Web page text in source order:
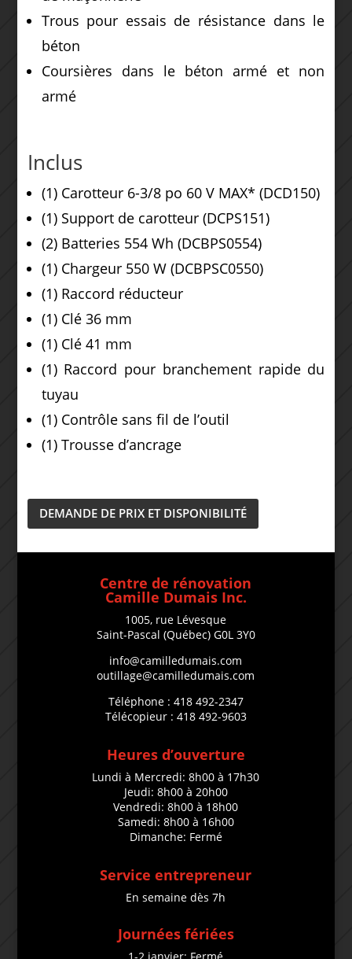
Trous pour essais de résistance dans le
béton
Coursières dans le béton armé et non
armé
Inclus
(1) Carotteur 6-3/8 po 60 V MAX* (DCD150)
(1) Support de carotteur (DCPS151)
(2) Batteries 554 Wh (DCBPS0554)
(1) Chargeur 550 W (DCBPSC0550)
(1) Raccord réducteur
(1) Clé 36 mm
(1) Clé 41 mm
(1) Raccord pour branchement rapide du
tuyau
(1) Contrôle sans fil de l’outil
(1) Trousse d’ancrage
DEMANDE DE PRIX ET DISPONIBILITÉ
Centre de rénovation
Camille Dumais Inc.
1005, rue Lévesque
Saint-Pascal (Québec) G0L 3Y0
info@camilledumais.com
outillage@camilledumais.com
Téléphone : 418 492-2347
Télécopieur : 418 492-9603
Heures d’ouverture
Lundi à Mercredi: 8h00 à 17h30
Jeudi: 8h00 à 20h00
Vendredi: 8h00 à 18h00
Samedi: 8h00 à 16h00
Dimanche: Fermé
Service entrepreneur
En semaine dès 7h
Journées fériées